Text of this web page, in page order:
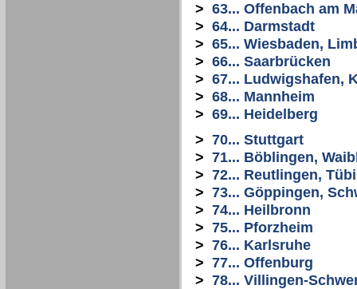
> 63... Offenbach am
> 64... Darmstadt
> 65... Wiesbaden,
> 66... Saarbrücken
> 67... Ludwigshafen,
> 68... Mannheim
> 69... Heidelberg
> 70... Stuttgart
> 71... Böblingen,
> 72... Reutlingen,
> 73... Göppingen,
> 74... Heilbronn
> 75... Pforzheim
> 76... Karlsruhe
> 77... Offenburg
> 78... Villingen-